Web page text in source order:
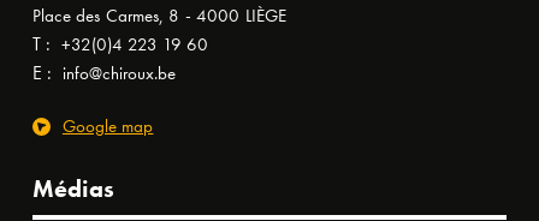
Place des Carmes, 8 - 4000 LIÈGE
T : +32(0)4 223 19 60
E : info@chiroux.be
Google map
Médias